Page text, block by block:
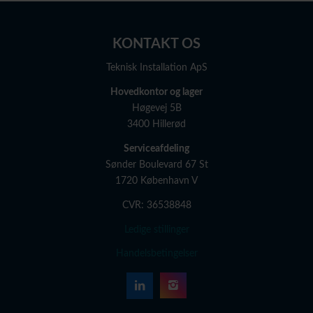
KONTAKT OS
Teknisk Installation ApS
Hovedkontor og lager
Høgevej 5B
3400 Hillerød
Serviceafdeling
Sønder Boulevard 67 St
1720 København V
CVR: 36538848